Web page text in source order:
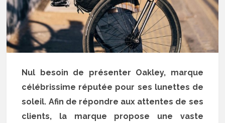
Nul besoin de présenter Oakley, marque
célébrissime réputée pour ses lunettes de
soleil. Afin de répondre aux attentes de ses
clients, la marque propose une vaste